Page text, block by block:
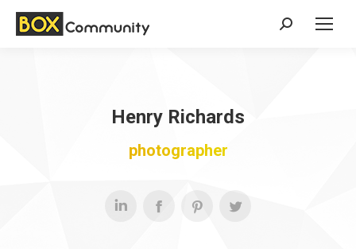
Search:
Henry Richards
photographer